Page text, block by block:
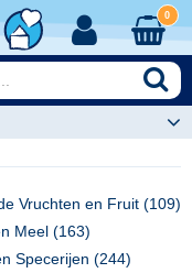
0
Vruchten en Fruit (109)
Meel (163)
Specerijen (244)